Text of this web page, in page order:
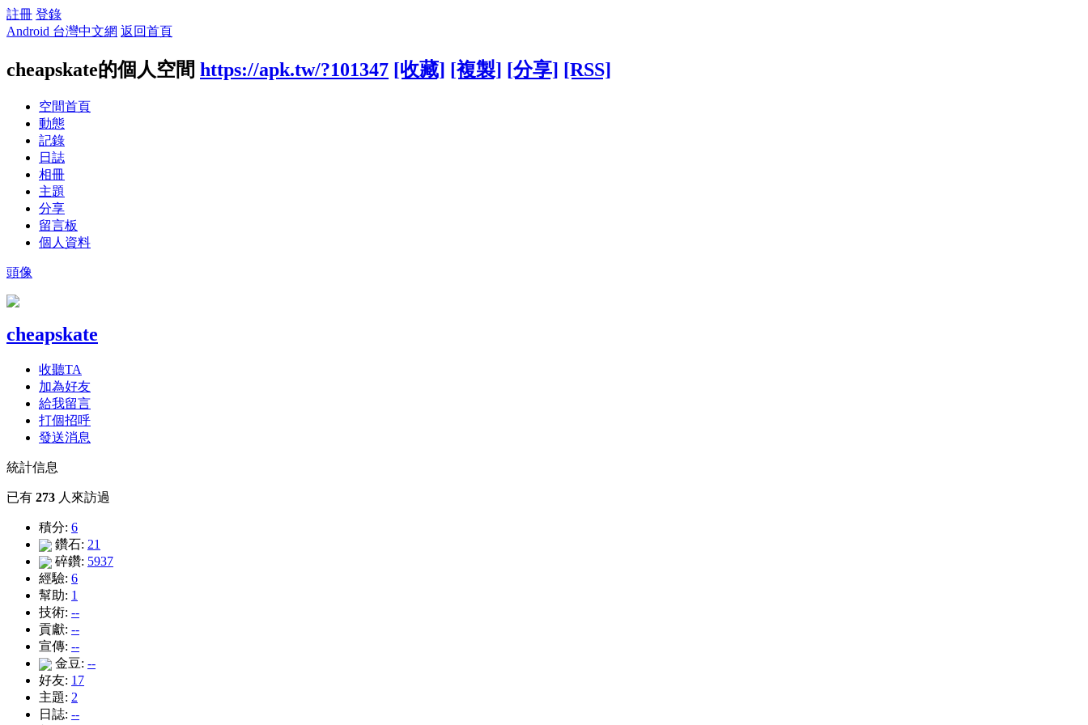
註冊 登錄
Android 台灣中文網 返回首頁
cheapskate的個人空間 https://apk.tw/?101347 [收藏] [複製] [分享] [RSS]
空間首頁
動態
記錄
日誌
相冊
主題
分享
留言板
個人資料
頭像
cheapskate
收聽TA
加為好友
給我留言
打個招呼
發送消息
統計信息
已有 273 人來訪過
積分: 6
鑽石: 21
碎鑽: 5937
經驗: 6
幫助: 1
技術: --
貢獻: --
宣傳: --
金豆: --
好友: 17
主題: 2
日誌: --